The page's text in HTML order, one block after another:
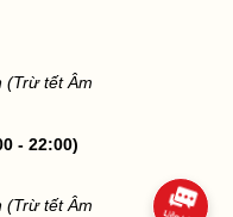
(Trừ tết Âm
- 22:00)
(Trừ tết Âm